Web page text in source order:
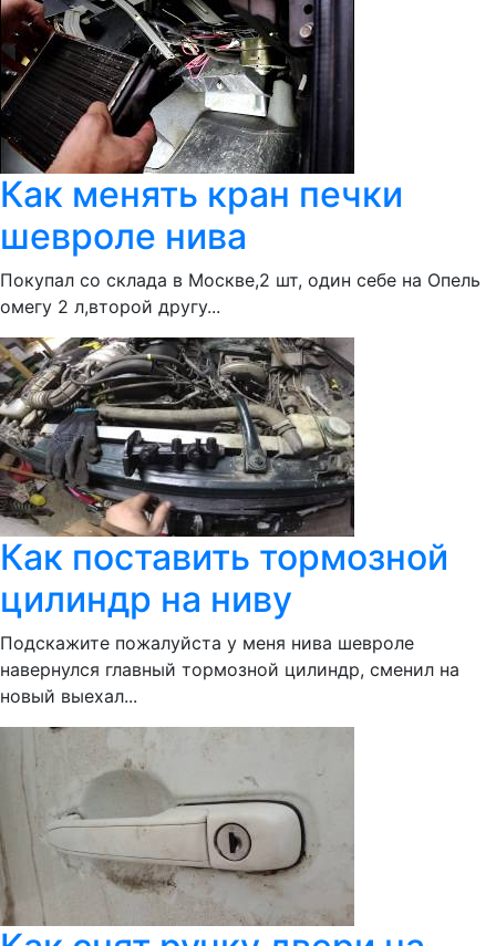
Как менять кран печки
шевроле нива
Покупал со склада в Москве,2 шт, один себе на Опель
омегу 2 л,второй другу...
Как поставить тормозной
цилиндр на ниву
Подскажите пожалуйста у меня нива шевроле
навернулся главный тормозной цилиндр, сменил на
новый выехал...